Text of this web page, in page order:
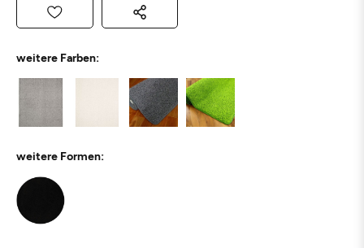
weitere Farben:
weitere Formen: